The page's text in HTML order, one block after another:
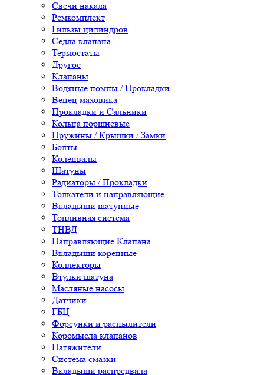
Свечи накала
Ремкомплект
Гильзы цилиндров
Седла клапана
Термостаты
Другое
Клапаны
Водяные помпы / Прокладки
Венец маховика
Прокладки и Сальники
Кольца поршневые
Пружины / Крышки / Замки
Болты
Коленвалы
Шатуны
Радиаторы / Прокладки
Толкатели и направляющие
Вкладыши шатунные
Топливная система
ТНВД
Направляющие Клапана
Вкладыши коренные
Коллекторы
Втулки шатуна
Масляные насосы
Датчики
ГБЦ
Форсунки и распылители
Коромысла клапанов
Натяжители
Система смазки
Вкладыши распредвала